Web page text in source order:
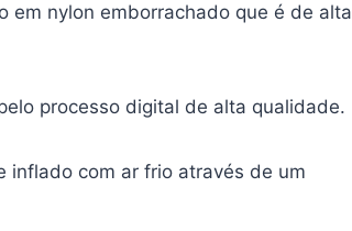
em nylon emborrachado que é de alta
processo digital de alta qualidade.
inflado com ar frio através de um